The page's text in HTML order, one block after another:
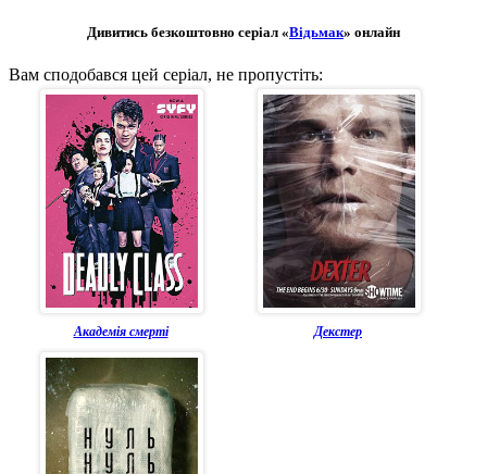
Дивитись безкоштовно серіал «Відьмак» онлайн
Вам сподобався цей серіал, не пропустіть:
Академія смерті Декстер